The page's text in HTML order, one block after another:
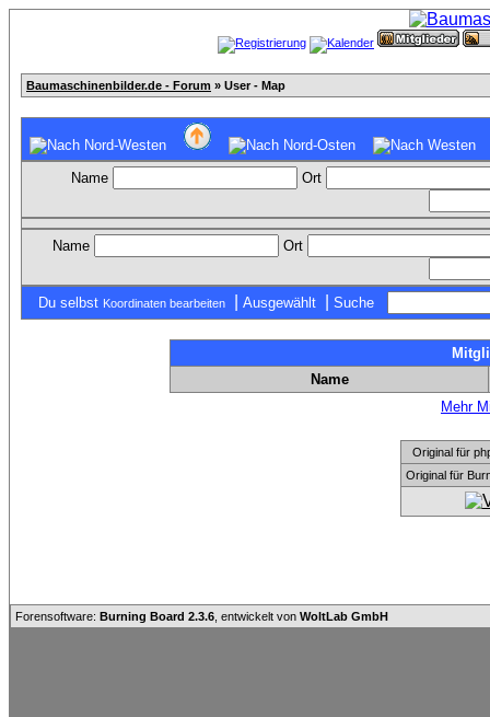
Baumaschinenbilder.de - Forum » User - Map
Name Ort
Name Ort
Du selbst Koordinaten bearbeiten Ausgewählt Suche
Name
Mehr
Original für
Original für
Forensoftware: Burning Board 2.3.6 , entwickelt von WoltLab GmbH